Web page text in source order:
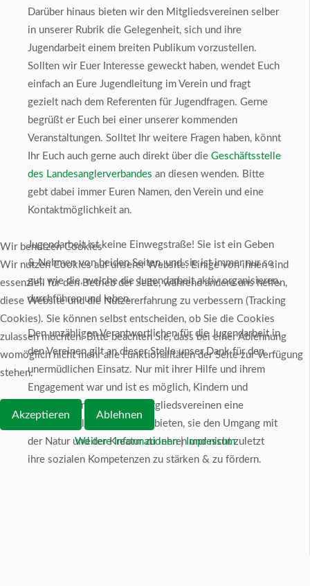
Darüber hinaus bieten wir den Mitgliedsvereinen selber
in unserer Rubrik die Gelegenheit, sich und ihre
Jugendarbeit einem breiten Publikum vorzustellen.
Sollten wir Euer Interesse geweckt haben, wendet Euch
einfach an Eure Jugendleitung im Verein und fragt
gezielt nach dem Referenten für Jugendfragen. Gerne
begrüßt er Euch bei einer unserer kommenden
Veranstaltungen. Solltet Ihr weitere Fragen haben, könnt
Ihr Euch auch gerne auch direkt über die Geschäftsstelle
des Landesanglerverbandes an diesen wenden. Bitte
gebt dabei immer Euren Namen, den Verein und eine
Kontaktmöglichkeit an.
Jugendarbeit ist keine Einwegstraße! Sie ist ein Geben
& Nehmen von beiden Seiten, und sie ist immer nur so
gut, wie die, welche die Jugendarbeit aktiv organisieren,
durchführen und leben.
Den unzähligen Verantwortlichen für die Jugendarbeit in
den Vereinen gilt an dieser Stelle unser Dank für den
unermüdlichen Einsatz. Nur mit ihrer Hilfe und ihrem
Engagement war und ist es möglich, Kindern und
Jugendlichen in unseren Mitgliedsvereinen eine
gesellschaftliche Heimat zu bieten, sie den Umgang mit
der Natur und der Kreatur zu lehren und nicht zuletzt
ihre sozialen Kompetenzen zu stärken & zu fördern.
Wir benutzen Cookies
Wir nutzen Cookies auf unserer Website. Einige von ihnen sind
essenziell für den Betrieb der Seite, während andere uns helfen,
diese Website und die Nutzererfahrung zu verbessern (Tracking
Cookies). Sie können selbst entscheiden, ob Sie die Cookies
zulassen möchten. Bitte beachten Sie, dass bei einer Ablehnung
womöglich nicht mehr alle Funktionalitäten der Seite zur Verfügung
stehen.
Akzeptieren Ablehnen
Weitere Informationen|Impressum